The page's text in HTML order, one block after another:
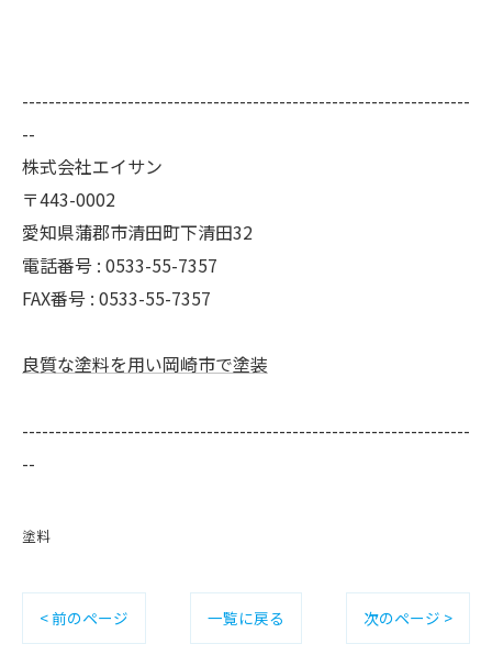
--------------------------------------------------------------------
--
株式会社エイサン
〒443-0002
愛知県蒲郡市清田町下清田32
電話番号 : 0533-55-7357
FAX番号 : 0533-55-7357
良質な塗料を用い岡崎市で塗装
--------------------------------------------------------------------
--
塗料
< 前のページ 一覧に戻る 次のページ >